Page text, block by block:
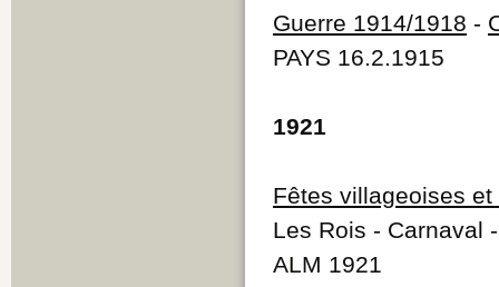
Guerre 1914/1918 -
PAYS 16.2.1915
1921
Fêtes villageoises
Les Rois - Carnaval
ALM 1921